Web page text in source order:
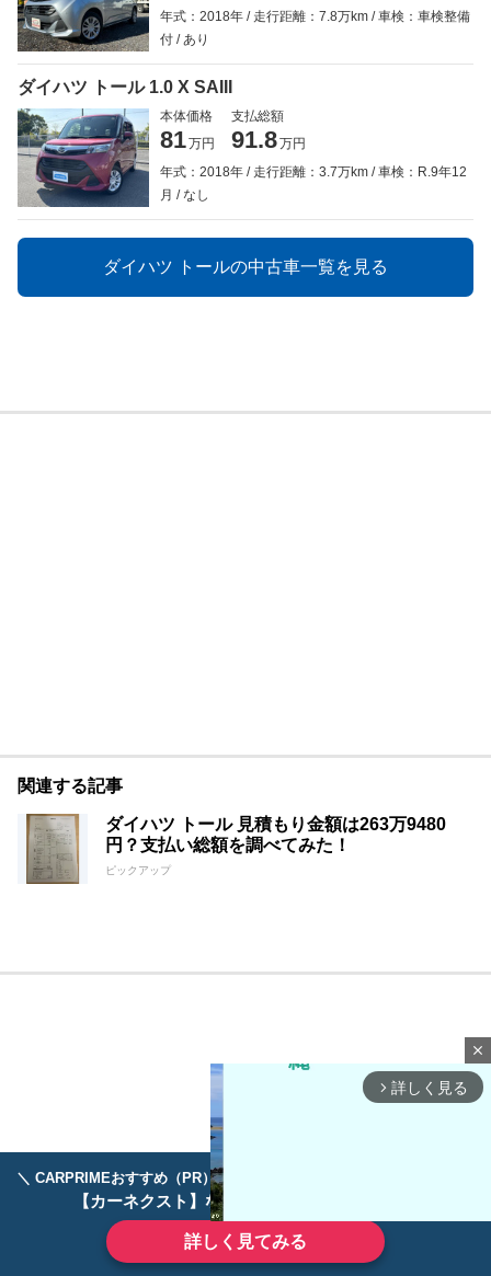
＼ CARPRIMEおすすめ（PR） ／
【カーネクスト】ならどんなクルマも高価買取
詳しく見てみる
年式：2018年
走行距離：7.8万km
車検：車検整備
付
あり
ダイハツ トール 1.0 X SAIII
本体価格
81万円
支払総額
91.8万円
年式：2018年
走行距離：3.7万km
車検：R.9年12
月
なし
ダイハツ トールの中古車一覧を見る
関連する記事
ダイハツ トール 見積もり金額は263万9480
円？支払い総額を調べてみた！
ピックアップ
close
arrow_forward_ios 詳しく見る